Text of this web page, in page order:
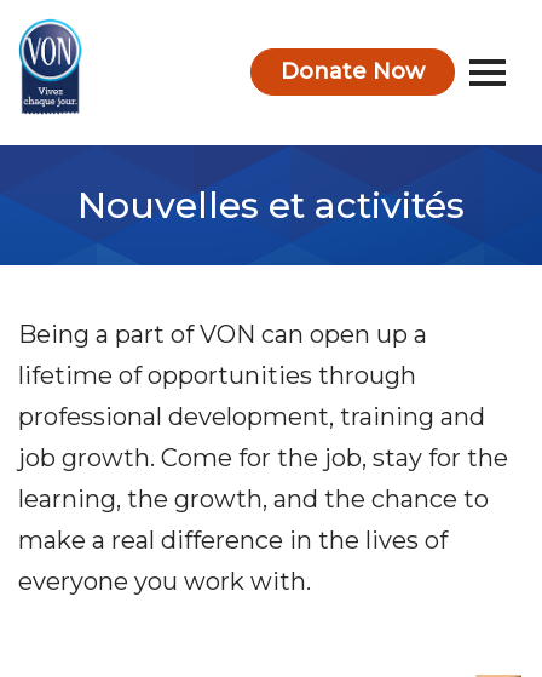
Donate Now
Nouvelles et activités
Being a part of VON can open up a
lifetime of opportunities through
professional development, training and
job growth. Come for the job, stay for the
learning, the growth, and the chance to
make a real difference in the lives of
everyone you work with.